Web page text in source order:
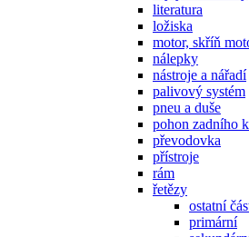
literatura
ložiska
motor, skříň
nálepky
nástroje a nářadí
palivový systém
pneu a duše
pohon zadního
převodovka
přístroje
rám
řetězy
ostatní
primární